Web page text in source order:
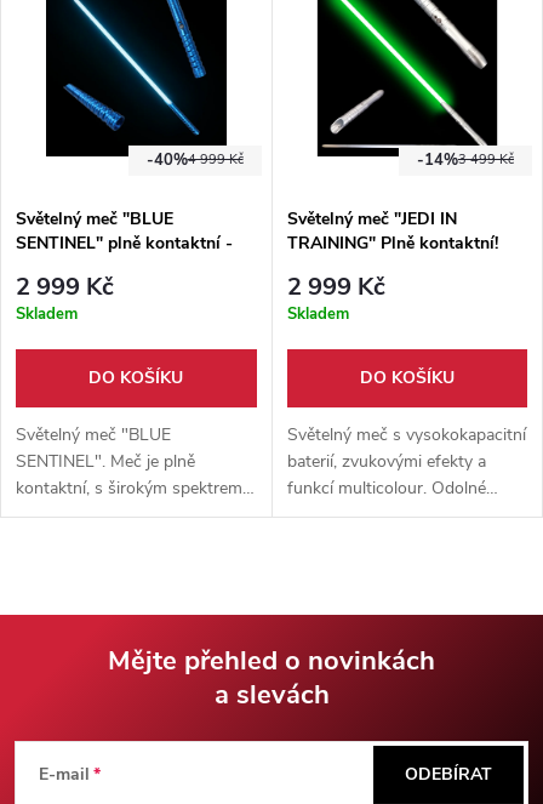
4 999 Kč
-40%
Světelný meč "BLUE
SENTINEL" plně kontaktní -
2 999 Kč
Skladem
DO KOŠÍKU
Světelný meč "BLUE
SENTINEL". Meč je plně
kontaktní, s širokým spektrem
RGB 255 při výběru barvy a
3 499 Kč
-14%
Světelný meč "JEDI IN
TRAINING" Plně kontaktní!
2 999 Kč
Skladem
DO KOŠÍKU
Světelný meč s vysokokapacitní
baterií, zvukovými efekty a
funkcí multicolour. Odolné
provedení z kvalitní hliníkové
trénink.
Mějte přehled o novinkách
a slevách
E-mail ODEBÍRAT